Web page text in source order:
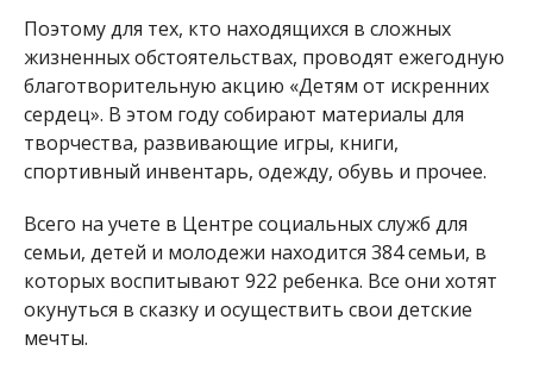
Поэтому для тех, кто находящихся в сложных
жизненных обстоятельствах, проводят ежегодную
благотворительную акцию «Детям от искренних
сердец». В этом году собирают материалы для
творчества, развивающие игры, книги,
спортивный инвентарь, одежду, обувь и прочее.
Всего на учете в Центре социальных служб для
семьи, детей и молодежи находится 384 семьи, в
которых воспитывают 922 ребенка. Все они хотят
окунуться в сказку и осуществить свои детские
мечты.